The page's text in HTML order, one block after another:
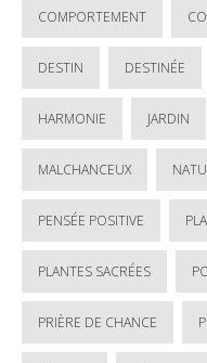
COMPORTEMENT
DESTIN DESTINÉE
HARMONIE JARDIN
MALCHANCEUX
PENSÉE POSITIVE
PLANTES SACRÉES
PRIÈRE DE CHANCE